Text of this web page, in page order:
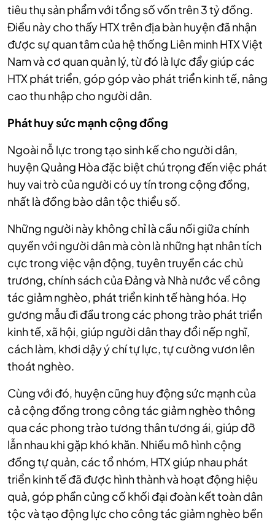
tiêu thụ sản phẩm với tổng số vốn trên 3 tỷ đồng.
Điều này cho thấy HTX trên địa bàn huyện đã nhận
được sự quan tâm của hệ thống Liên minh HTX Việt
Nam và cơ quan quản lý, từ đó là lực đẩy giúp các
HTX phát triển, góp góp vào phát triển kinh tế, nâng
cao thu nhập cho người dân.
Phát huy sức mạnh cộng đồng
Ngoài nỗ lực trong tạo sinh kế cho người dân,
huyện Quảng Hòa đặc biệt chú trọng đến việc phát
huy vai trò của người có uy tín trong cộng đồng,
nhất là đồng bào dân tộc thiểu số.
Những người này không chỉ là cầu nối giữa chính
quyền với người dân mà còn là những hạt nhân tích
cực trong việc vận động, tuyên truyền các chủ
trương, chính sách của Đảng và Nhà nước về công
tác giảm nghèo, phát triển kinh tế hàng hóa. Họ
gương mẫu đi đầu trong các phong trào phát triển
kinh tế, xã hội, giúp người dân thay đổi nếp nghĩ,
cách làm, khơi dậy ý chí tự lực, tự cường vươn lên
thoát nghèo.
Cùng với đó, huyện cũng huy động sức mạnh của
cả cộng đồng trong công tác giảm nghèo thông
qua các phong trào tương thân tương ái, giúp đỡ
lẫn nhau khi gặp khó khăn. Nhiều mô hình cộng
đồng tự quản, các tổ nhóm, HTX giúp nhau phát
triển kinh tế đã được hình thành và hoạt động hiệu
quả, góp phần củng cố khối đại đoàn kết toàn dân
tộc và tạo động lực cho công tác giảm nghèo bền